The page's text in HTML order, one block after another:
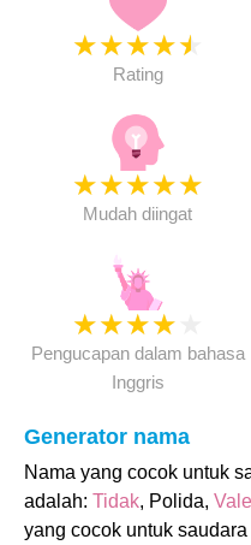
★★★★★
Rating
★★★★★
Mudah diingat
★★★★
Pengucapan dalam bahasa
Inggris
Generator nama
Nama yang cocok untuk
adalah: Tidak, Polida,
yang cocok untuk